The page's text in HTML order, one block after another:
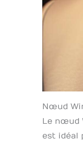
Nœud
Le nœud
est idéal